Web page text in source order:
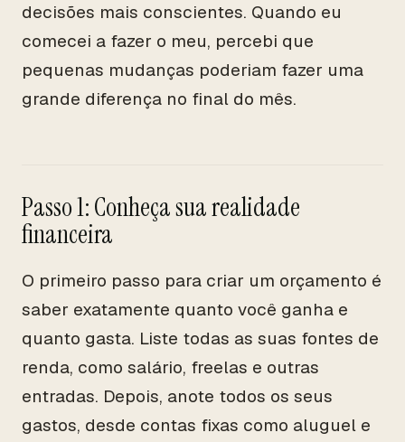
decisões mais conscientes. Quando eu
comecei a fazer o meu, percebi que
pequenas mudanças poderiam fazer uma
grande diferença no final do mês.
Passo 1: Conheça sua realidade
financeira
O primeiro passo para criar um orçamento é
saber exatamente quanto você ganha e
quanto gasta. Liste todas as suas fontes de
renda, como salário, freelas e outras
entradas. Depois, anote todos os seus
gastos, desde contas fixas como aluguel e